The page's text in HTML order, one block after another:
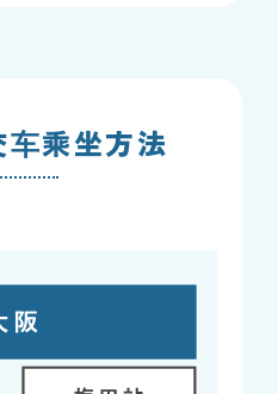
乘坐方法